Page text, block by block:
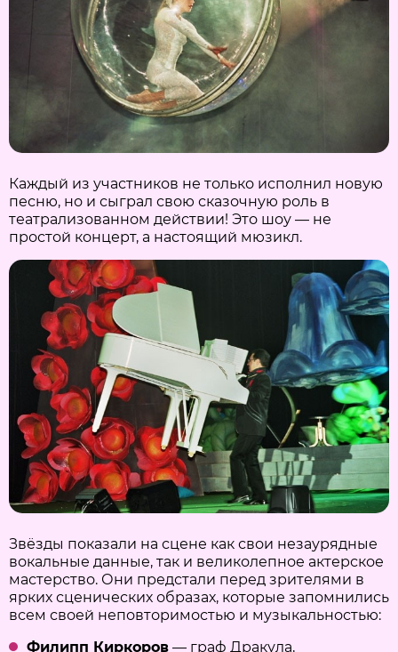
Каждый из участников не только исполнил новую
песню, но и сыграл свою сказочную роль в
театрализованном действии! Это шоу — не
простой концерт, а настоящий мюзикл.
Звёзды показали на сцене как свои незаурядные
вокальные данные, так и великолепное актерское
мастерство. Они предстали перед зрителями в
ярких сценических образах, которые запомнились
всем своей неповторимостью и музыкальностью:
Филипп Киркоров — граф Дракула,